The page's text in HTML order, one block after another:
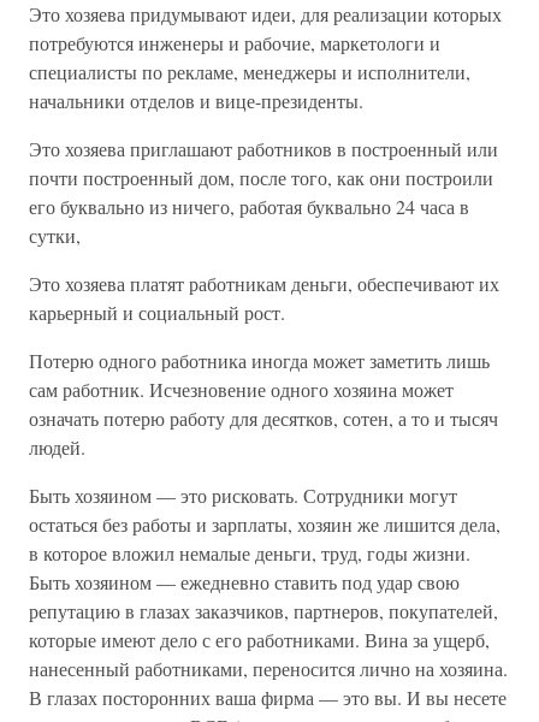
Это хозяева придумывают идеи, для реализации которых
потребуются инженеры и рабочие, маркетологи и
специалисты по рекламе, менеджеры и исполнители,
начальники отделов и вице-президенты.
Это хозяева приглашают работников в построенный или
почти построенный дом, после того, как они построили
его буквально из ничего, работая буквально 24 часа в
сутки,
Это хозяева платят работникам деньги, обеспечивают их
карьерный и социальный рост.
Потерю одного работника иногда может заметить лишь
сам работник. Исчезновение одного хозяина может
означать потерю работу для десятков, сотен, а то и тысяч
людей.
Быть хозяином — это рисковать. Сотрудники могут
остаться без работы и зарплаты, хозяин же лишится дела,
в которое вложил немалые деньги, труд, годы жизни.
Быть хозяином — ежедневно ставить под удар свою
репутацию в глазах заказчиков, партнеров, покупателей,
которые имеют дело с его работниками. Вина за ущерб,
нанесенный работниками, переносится лично на хозяина.
В глазах посторонних ваша фирма — это вы. И вы несете